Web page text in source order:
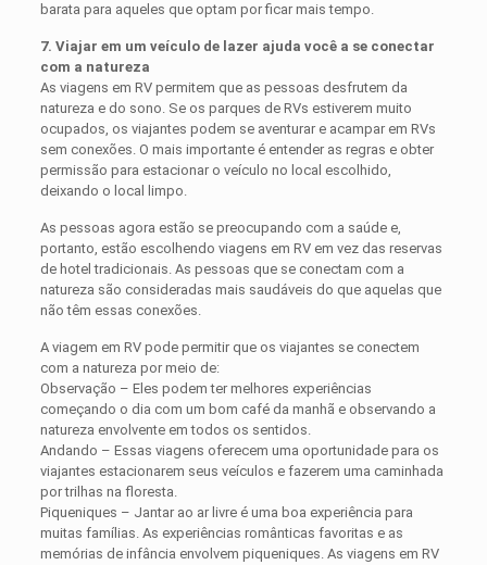
barata para aqueles que optam por ficar mais tempo.
7. Viajar em um veículo de lazer ajuda você a se conectar
com a natureza
As viagens em RV permitem que as pessoas desfrutem da
natureza e do sono. Se os parques de RVs estiverem muito
ocupados, os viajantes podem se aventurar e acampar em RVs
sem conexões. O mais importante é entender as regras e obter
permissão para estacionar o veículo no local escolhido,
deixando o local limpo.
As pessoas agora estão se preocupando com a saúde e,
portanto, estão escolhendo viagens em RV em vez das reservas
de hotel tradicionais. As pessoas que se conectam com a
natureza são consideradas mais saudáveis ​​do que aquelas que
não têm essas conexões.
A viagem em RV pode permitir que os viajantes se conectem
com a natureza por meio de:
Observação – Eles podem ter melhores experiências
começando o dia com um bom café da manhã e observando a
natureza envolvente em todos os sentidos.
Andando – Essas viagens oferecem uma oportunidade para os
viajantes estacionarem seus veículos e fazerem uma caminhada
por trilhas na floresta.
Piqueniques – Jantar ao ar livre é uma boa experiência para
muitas famílias. As experiências românticas favoritas e as
memórias de infância envolvem piqueniques. As viagens em RV